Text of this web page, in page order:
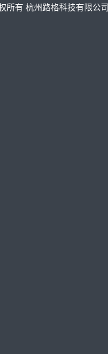
所有 杭州路格科技有限公